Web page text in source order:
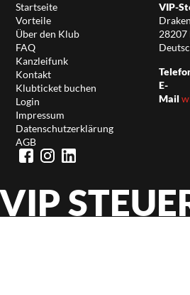
Startseite
Vorteile
Über den Klub
FAQ
Kanzleifunk
Kontakt
Klubticket buchen
Login
Impressum
Datenschutzerklärung
AGB
VIP-
28207
E-
Mail